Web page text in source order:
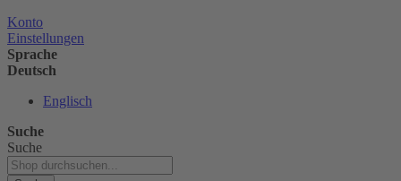
Konto
Einstellungen
Sprache
Deutsch
Englisch
Suche
Suche